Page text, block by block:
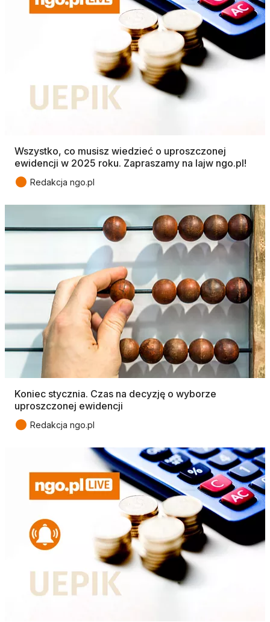
Wszystko, co musisz wiedzieć o uproszczonej
ewidencji w 2025 roku. Zapraszamy na lajw ngo.pl!
● Redakcja ngo.pl
Koniec stycznia. Czas na decyzję o wyborze
uproszczonej ewidencji
● Redakcja ngo.pl